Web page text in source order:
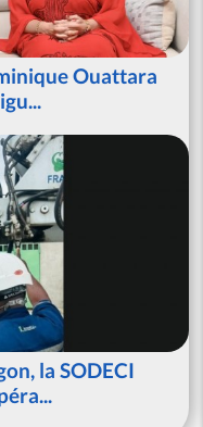
Ouattara
la SODECI